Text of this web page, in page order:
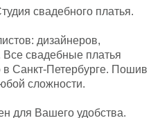
свадебного платья.
дизайнеров,
свадебные платья
Санкт-Петербурге. Пошив
сложности.
для Вашего удобства.